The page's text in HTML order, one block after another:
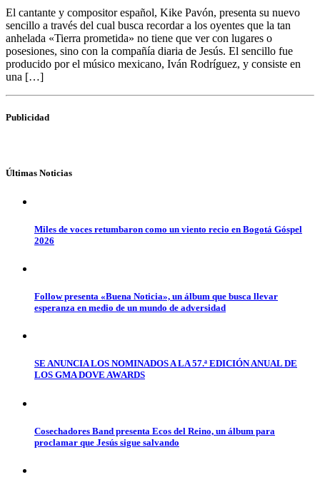
El cantante y compositor español, Kike Pavón, presenta su nuevo
sencillo a través del cual busca recordar a los oyentes que la tan
anhelada «Tierra prometida» no tiene que ver con lugares o
posesiones, sino con la compañía diaria de Jesús. El sencillo fue
producido por el músico mexicano, Iván Rodríguez, y consiste en
una […]
Publicidad
Últimas Noticias
Miles de voces retumbaron como un viento recio en Bogotá Góspel
2026
Follow presenta «Buena Noticia», un álbum que busca llevar
esperanza en medio de un mundo de adversidad
SE ANUNCIA LOS NOMINADOS A LA 57.ª EDICIÓN ANUAL DE
LOS GMA DOVE AWARDS
Cosechadores Band presenta Ecos del Reino, un álbum para
proclamar que Jesús sigue salvando